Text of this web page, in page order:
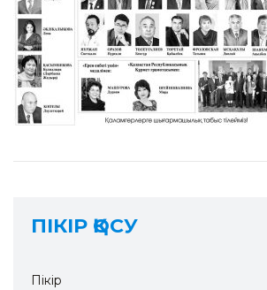
ПІКІР ҚОСУ
Пікір